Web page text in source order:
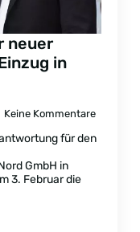
neuer
in
Keine Kommentare
für den
GmbH in
3. Februar die